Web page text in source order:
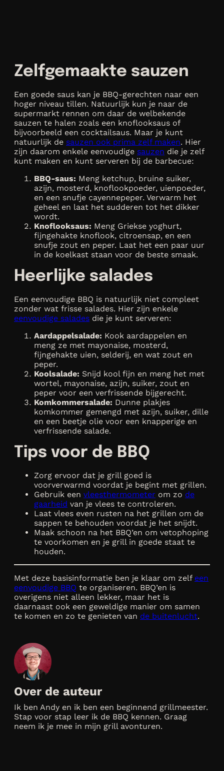
Zelfgemaakte sauzen
Een goede saus kan je BBQ-gerechten naar een
hoger niveau tillen. Natuurlijk kun je naar de
supermarkt rennen om daar de welbekende
sauzen te halen zoals een knoflooksaus of
bijvoorbeeld een cocktailsaus. Maar je kunt
natuurlijk de sauzen ook prima zelf maken. Hier
zijn daarom enkele eenvoudige sauzen die je zelf
kunt maken en kunt serveren bij de barbecue:
BBQ-saus: Meng ketchup, bruine suiker,
azijn, mosterd, knoflookpoeder, uienpoeder,
en een snufje cayennepeper. Verwarm het
geheel en laat het sudderen tot het dikker
wordt.
Knoflooksaus: Meng Griekse yoghurt,
fijngehakte knoflook, citroensap, en een
snufje zout en peper. Laat het een paar uur
in de koelkast staan voor de beste smaak.
Heerlijke salades
Een eenvoudige BBQ is natuurlijk niet compleet
zonder wat frisse salades. Hier zijn enkele
eenvoudige salades die je kunt serveren:
Aardappelsalade: Kook aardappelen en
meng ze met mayonaise, mosterd,
fijngehakte uien, selderij, en wat zout en
peper.
Koolsalade: Snijd kool fijn en meng het met
wortel, mayonaise, azijn, suiker, zout en
peper voor een verfrissende bijgerecht.
Komkommersalade: Dunne plakjes
komkommer gemengd met azijn, suiker, dille
en een beetje olie voor een knapperige en
verfrissende salade.
Tips voor de BBQ
Zorg ervoor dat je grill goed is
voorverwarmd voordat je begint met grillen.
Gebruik een vleesthermometer om zo de
gaarheid van je vlees te controleren.
Laat vlees even rusten na het grillen om de
sappen te behouden voordat je het snijdt.
Maak schoon na het BBQ’en om vetophoping
te voorkomen en je grill in goede staat te
houden.
Met deze basisinformatie ben je klaar om zelf een
eenvoudige BBQ te organiseren. BBQ’en is
overigens niet alleen lekker, maar het is
daarnaast ook een geweldige manier om samen
te komen en zo te genieten van de buitenlucht.
Over de auteur
Ik ben Andy en ik ben een beginnend grillmeester.
Stap voor stap leer ik de BBQ kennen. Graag
neem ik je mee in mijn grill avonturen.